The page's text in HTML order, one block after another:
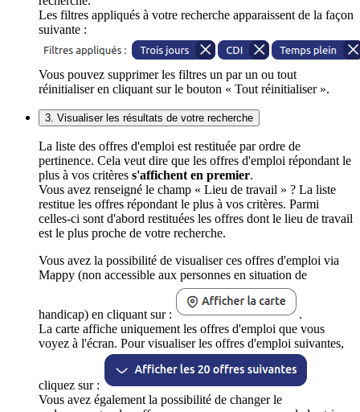
Les filtres appliqués à votre recherche apparaissent de la façon
suivante :
Vous pouvez supprimer les filtres un par un ou tout
réinitialiser en cliquant sur le bouton « Tout réinitialiser ».
3. Visualiser les résultats de votre recherche
La liste des offres d'emploi est restituée par ordre de
pertinence. Cela veut dire que les offres d'emploi répondant le
plus à vos critères s'affichent en premier.
Vous avez renseigné le champ « Lieu de travail » ? La liste
restitue les offres répondant le plus à vos critères. Parmi
celles-ci sont d'abord restituées les offres dont le lieu de travail
est le plus proche de votre recherche.
Vous avez la possibilité de visualiser ces offres d'emploi via
Mappy (non accessible aux personnes en situation de
handicap) en cliquant sur :
.
La carte affiche uniquement les offres d'emploi que vous
voyez à l'écran. Pour visualiser les offres d'emploi suivantes,
cliquez sur :
Vous avez également la possibilité de changer le